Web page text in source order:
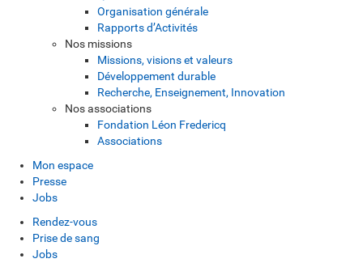
Organisation générale
Rapports d’Activités
Nos missions
Missions, visions et valeurs
Développement durable
Recherche, Enseignement, Innovation
Nos associations
Fondation Léon Fredericq
Associations
Mon espace
Presse
Jobs
Rendez-vous
Prise de sang
Jobs